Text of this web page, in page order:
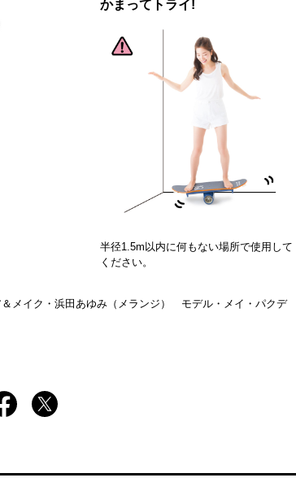
かまってトライ!
半径1.5m以内に何もない場所で使用して
ください。
メイク・浜田あゆみ（メランジ） モデル・メイ・パクデ